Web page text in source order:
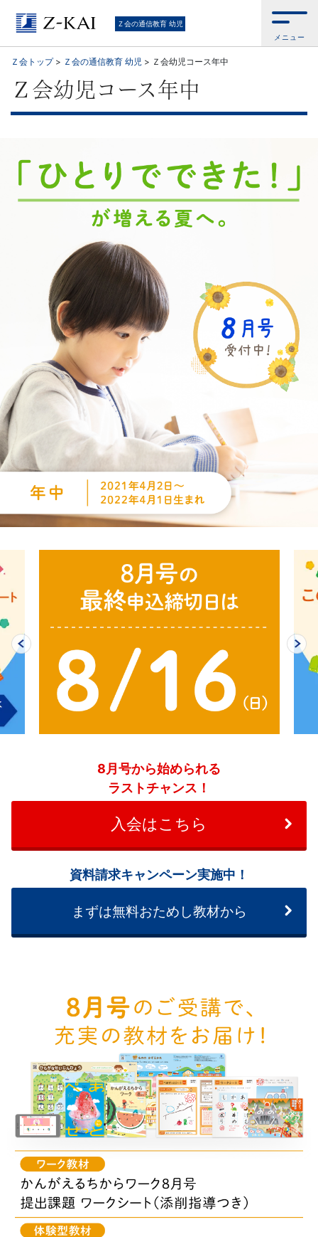
Ｚ
会
の
通
信
教
ス
の
ご
内
Ｚ会の通信教育 幼児
メニュー
Ｚ会トップ> Ｚ会の通信教育 幼児 > Ｚ会幼児コース年中
Ｚ会幼児コース年中
8月号から始められる
ラストチャンス！
入会はこちら
資料請求キャンペーン実施中！
まずは無料おためし教材から